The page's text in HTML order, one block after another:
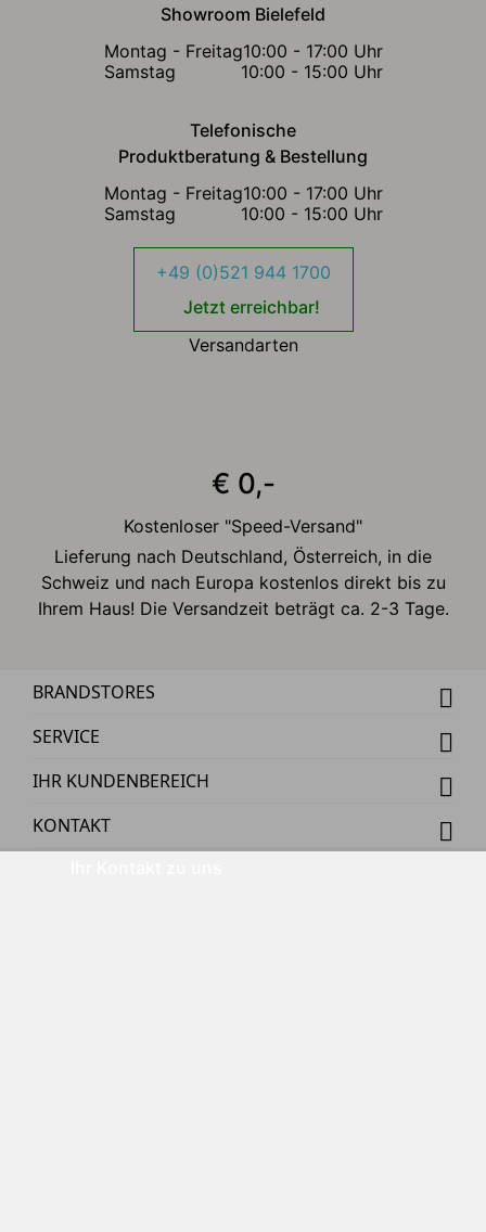
Showroom Bielefeld
Montag - Freitag10:00 - 17:00 Uhr
Samstag
10:00 - 15:00 Uhr
Telefonische
Produktberatung & Bestellung
Montag - Freitag10:00 - 17:00 Uhr
Samstag
10:00 - 15:00 Uhr
+49 (0)521 944 1700
Jetzt erreichbar!
Versandarten
€ 0,-
Kostenloser "Speed-Versand"
Lieferung nach Deutschland, Österreich, in die
Schweiz und nach Europa kostenlos direkt bis zu
Ihrem Haus! Die Versandzeit beträgt ca. 2-3 Tage.
BRANDSTORES
SERVICE
IHR KUNDENBEREICH
KONTAKT